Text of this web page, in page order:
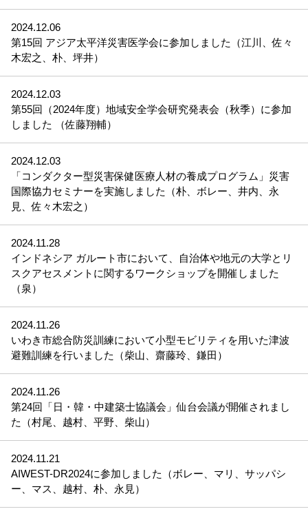
2024.12.06
第15回 アジア太平洋災害医学会に参加しました（江川、佐々
木宏之、朴、坪井）
2024.12.03
第55回（2024年度）地域安全学会研究発表会（秋季）に参加
しました （佐藤翔輔）
2024.12.03
「コンダクター型災害保健医療人材の養成プログラム」災害
国際協力セミナーを実施しました（朴、ボレー、井内、永
見、佐々木宏之）
2024.11.28
インドネシア ガルート市において、自治体や地元の大学とリ
スクアセスメントに関するワークショップを開催しました
（泉）
2024.11.26
いわき市総合防災訓練において小型モビリティを用いた津波
避難訓練を行いました（柴山、齋藤玲、鎌田）
2024.11.26
第24回「日・韓・中建築士協議会」仙台会議が開催されまし
た（村尾、越村、平野、柴山）
2024.11.21
AIWEST-DR2024に参加しました（ボレー、マリ、サッパシ
ー、マス、越村、朴、永見）